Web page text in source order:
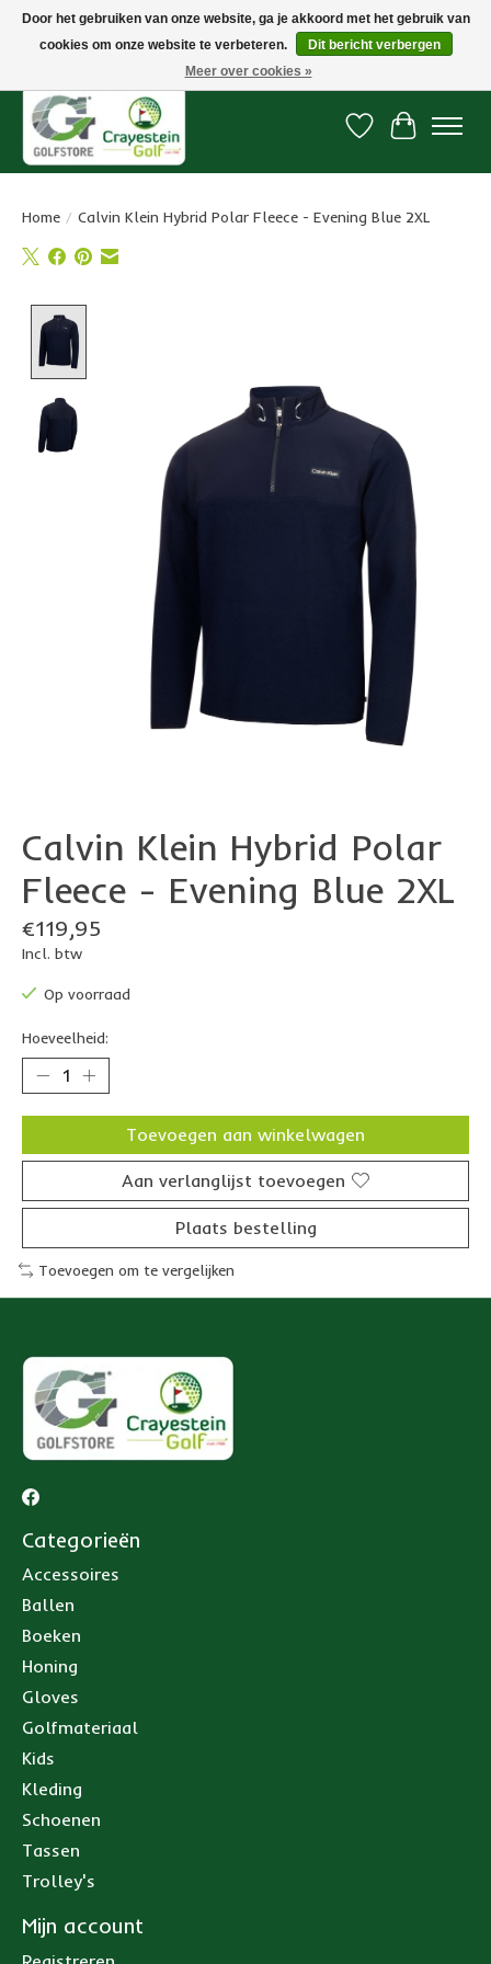
Snelle levering, gratis vanaf € 100. Onze oncourse Golfshop in Dordrecht is
Verlanglijst
Home / Calvin Klein Hybrid Polar Fleece - Evening Blue 2XL
Calvin Klein Hybrid Polar
Fleece - Evening Blue 2XL
€119,95
Incl. btw
Op voorraad
Hoeveelheid:
Toevoegen aan winkelwagen
Aan verlanglijst toevoegen
Plaats bestelling
Toevoegen om te vergelijken
Categorieën
Accessoires
Ballen
Boeken
Honing
Gloves
Golfmateriaal
Kids
Kleding
Schoenen
Tassen
Trolley's
Mijn account
Door het gebruiken van onze website, ga je akkoord met het gebruik van
cookies om onze website te verbeteren.
Dit bericht verbergen
Meer over cookies »